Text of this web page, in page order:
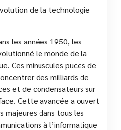
de la technologie
les années 1950, les
le monde de la
Ces minuscules puces de
des milliards de
et de condensateurs sur
Cette avancée a ouvert
majeures dans tous les
à l’informatique